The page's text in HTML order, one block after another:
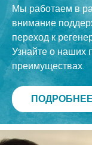
Мы работаем в
внимание
переход к
Узнайте о наших
преимуществах.
ПОДРОБНЕЕ